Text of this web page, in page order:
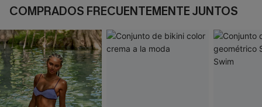
COMPRADOS FRECUENTEMENTE JUNTOS